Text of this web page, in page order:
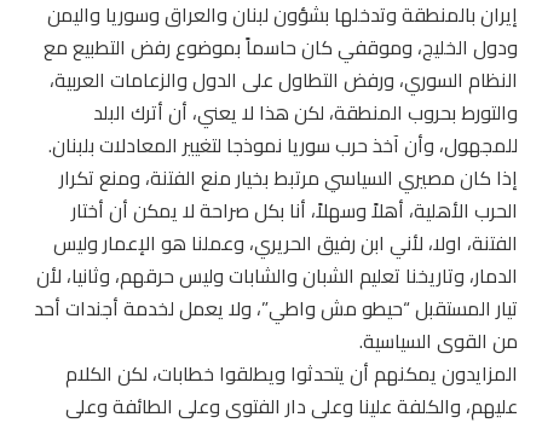
إيران بالمنطقة وتدخلها بشؤون لبنان والعراق وسوريا واليمن
ودول الخليج، وموقفي كان حاسماً بموضوع رفض التطبيع مع
النظام السوري، ورفض التطاول على الدول والزعامات العربية،
والتورط بحروب المنطقة، لكن هذا لا يعني، أن أترك البلد
للمجهول، وأن آخذ حرب سوريا نموذجا لتغيير المعادلات بلبنان.
إذا كان مصيري السياسي مرتبط بخيار منع الفتنة، ومنع تكرار
الحرب الأهلية، أهلاً وسهلاً، أنا بكل صراحة لا يمكن أن أختار
الفتنة، اولا، لأني ابن رفيق الحريري، وعملنا هو الإعمار وليس
الدمار، وتاريخنا تعليم الشبان والشابات وليس حرقهم، وثانيا، لأن
تيار المستقبل “حيطو مش واطي”، ولا يعمل لخدمة أجندات أحد
من القوى السياسية.
المزايدون يمكنهم أن يتحدثوا ويطلقوا خطابات، لكن الكلام
عليهم، والكلفة علينا وعلى دار الفتوى وعلى الطائفة وعلى